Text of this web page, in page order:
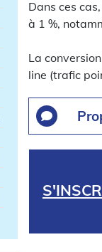
Dans ces
à 1 %,
La
line (trafic